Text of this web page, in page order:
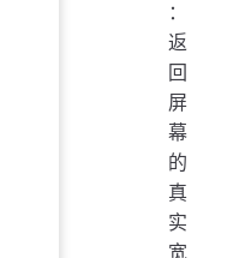
：
返
回
屏
幕
的
真
实
宽